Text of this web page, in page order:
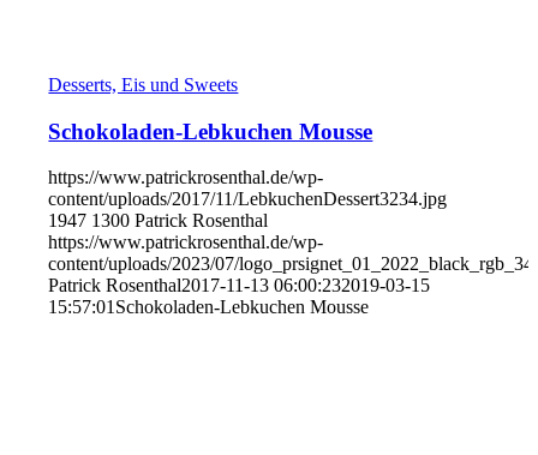
Desserts, Eis und Sweets
Schokoladen-Lebkuchen Mousse
https://www.patrickrosenthal.de/wp-
content/uploads/2017/11/LebkuchenDessert3234.jpg
1947 1300 Patrick Rosenthal
https://www.patrickrosenthal.de/wp-
content/uploads/2023/07/
Patrick Rosenthal2017-11-13 06:00:232019-03-15
15:57:01 Schokoladen-Lebkuchen Mousse